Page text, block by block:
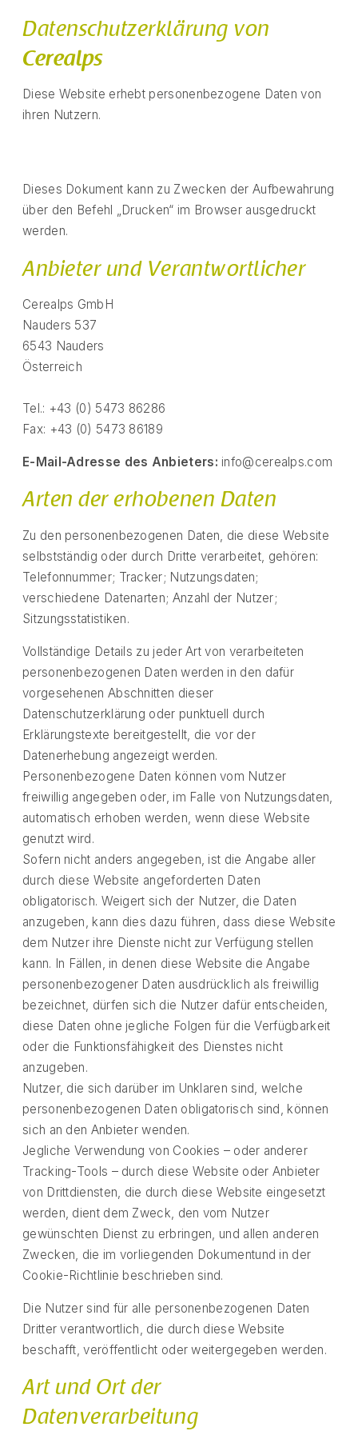
Datenschutzerklärung von
Cerealps
Diese Website erhebt personenbezogene Daten von
ihren Nutzern.
Dieses Dokument kann zu Zwecken der Aufbewahrung
über den Befehl „Drucken“ im Browser ausgedruckt
werden.
Anbieter und Verantwortlicher
Cerealps GmbH
Nauders 537
6543 Nauders
Österreich
Tel.: +43 (0) 5473 86286
Fax: +43 (0) 5473 86189
E-Mail-Adresse des Anbieters: info@cerealps.com
Arten der erhobenen Daten
Zu den personenbezogenen Daten, die diese Website
selbstständig oder durch Dritte verarbeitet, gehören:
Telefonnummer; Tracker; Nutzungsdaten;
verschiedene Datenarten; Anzahl der Nutzer;
Sitzungsstatistiken.
Vollständige Details zu jeder Art von verarbeiteten
personenbezogenen Daten werden in den dafür
vorgesehenen Abschnitten dieser
Datenschutzerklärung oder punktuell durch
Erklärungstexte bereitgestellt, die vor der
Datenerhebung angezeigt werden.
Personenbezogene Daten können vom Nutzer
freiwillig angegeben oder, im Falle von Nutzungsdaten,
automatisch erhoben werden, wenn diese Website
genutzt wird.
Sofern nicht anders angegeben, ist die Angabe aller
durch diese Website angeforderten Daten
obligatorisch. Weigert sich der Nutzer, die Daten
anzugeben, kann dies dazu führen, dass diese Website
dem Nutzer ihre Dienste nicht zur Verfügung stellen
kann. In Fällen, in denen diese Website die Angabe
personenbezogener Daten ausdrücklich als freiwillig
bezeichnet, dürfen sich die Nutzer dafür entscheiden,
diese Daten ohne jegliche Folgen für die Verfügbarkeit
oder die Funktionsfähigkeit des Dienstes nicht
anzugeben.
Nutzer, die sich darüber im Unklaren sind, welche
personenbezogenen Daten obligatorisch sind, können
sich an den Anbieter wenden.
Jegliche Verwendung von Cookies – oder anderer
Tracking-Tools – durch diese Website oder Anbieter
von Drittdiensten, die durch diese Website eingesetzt
werden, dient dem Zweck, den vom Nutzer
gewünschten Dienst zu erbringen, und allen anderen
Zwecken, die im vorliegenden Dokumentund in der
Cookie-Richtlinie beschrieben sind.
Die Nutzer sind für alle personenbezogenen Daten
Dritter verantwortlich, die durch diese Website
beschafft, veröffentlicht oder weitergegeben werden.
Art und Ort der
Datenverarbeitung